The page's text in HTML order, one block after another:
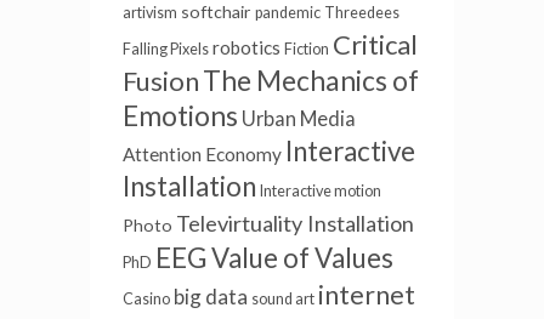
artivism softchair pandemic Threedees
Falling Pixels robotics Fiction Critical
FusionThe Mechanics of
Emotions Urban Media
Attention Economy Interactive
Installation Interactive motion
Photo Televirtuality Installation
PhD EEGValue of Values
Casino big data sound art internet